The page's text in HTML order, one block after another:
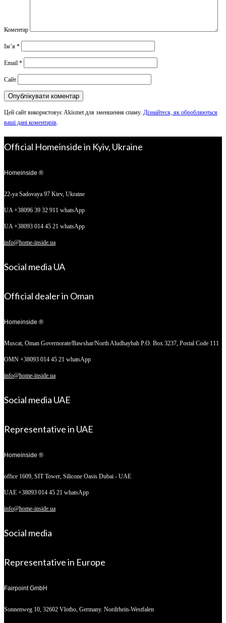
Коментар
Ім’я *
Email *
Сайт
Цей сайт використовує Akismet для зменшення спаму. Дізнайтеся, як обробляються
ваші дані коментарів.
Official Homeinside in Kyiv, Ukraine
Homeinside ®
22-ya Sadovaya 97 Kiev, Ukraine
UA +38096 39 32 911 whatsApp
UA +38093 014 45 21 whatsApp
info@home-inside.ua
Social media UA
Official dealer in Oman
Homeinside ®
Muscat, Oman Governorate/Bawshar/North Aludhaybah P.O. Box 3237, Postal Code 111
OMN +38093 014 45 21 whatsApp
info@home-inside.ua
Social media UAE
Representative in UAE
Homeinside ®
office 1609, SIT Tower, Silicone Oasis Dubai - UAE
UAE +38093 014 45 21 whatsApp
info@home-inside.ua
Social media
Representative in Europe
Fairpoint GmbH
Sonnenweg 10, 32602 Vlotho, Germany. Nordrhein-Westfalen